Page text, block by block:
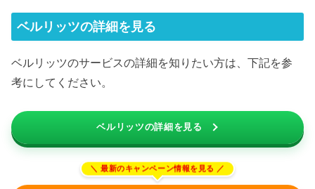
ベルリッツの詳細を見る
ベルリッツのサービスの詳細を知りたい方は、下記を参
考にしてください。
ベルリッツの詳細を見る